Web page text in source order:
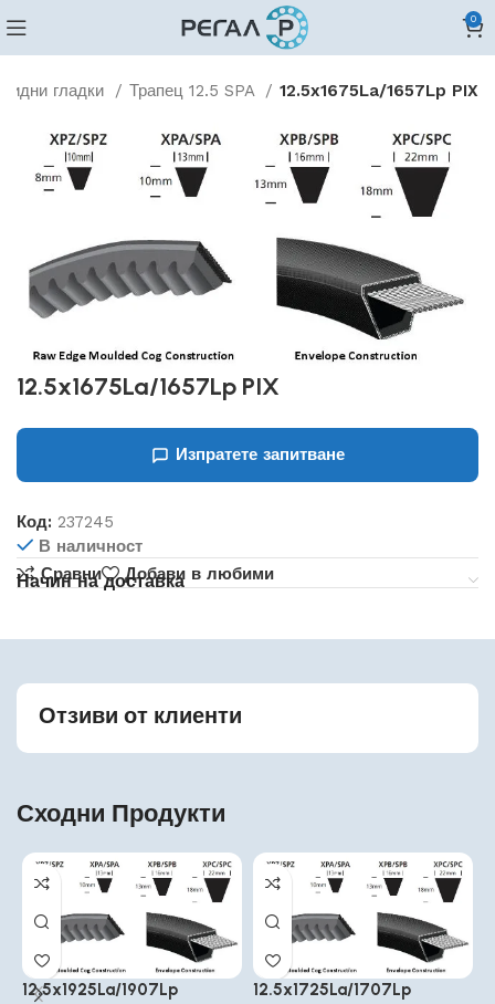
0
гладки Трапец 12.5 SPA 12.5x1675La/1657Lp PIX
12.5x1675La/1657Lp PIX
Изпратете запитване
Код:237245
В наличност
Сравни
Добави в любими
Начин на доставка
Отзиви от клиенти
Сходни Продукти
12.5x1925La/1907Lp
12.5x1725La/1707Lp